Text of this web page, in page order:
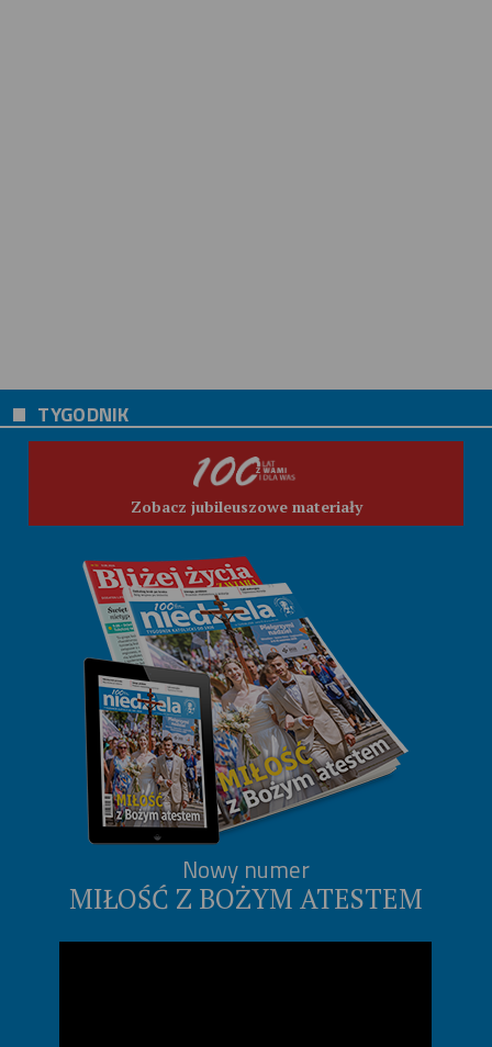
TYGODNIK
Zobacz jubileuszowe materiały
Nowy numer
MIŁOŚĆ Z BOŻYM ATESTEM